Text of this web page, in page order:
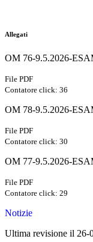
Allegati
OM 76-9.5.2026-
File PDF
Contatore click: 36
OM 78-9.5.2026-
File PDF
Contatore click: 30
OM 77-9.5.2026-
File PDF
Contatore click: 29
Notizie
Ultima revisione il 26-